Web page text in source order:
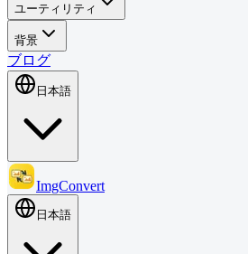
ユーティリティ
背景
ブログ
日本語
ImgConvert
日本語